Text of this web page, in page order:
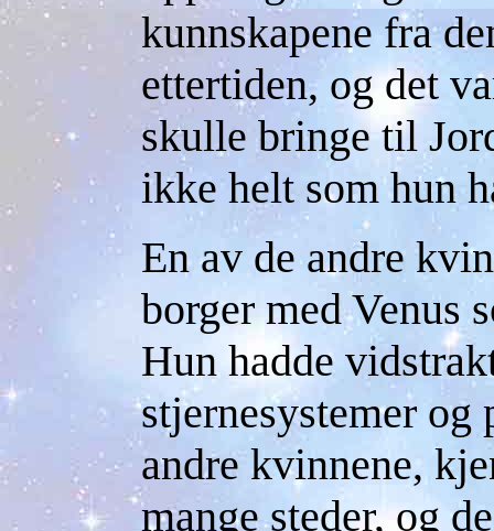
kunnskapene fra
ettertiden, og det
skulle bringe til
ikke helt som hun
En av de andre
borger med Venus
Hun hadde
stjernesystemer og
andre kvinnene,
mange steder, og